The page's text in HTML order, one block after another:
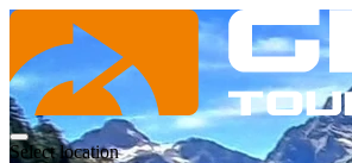
Select location